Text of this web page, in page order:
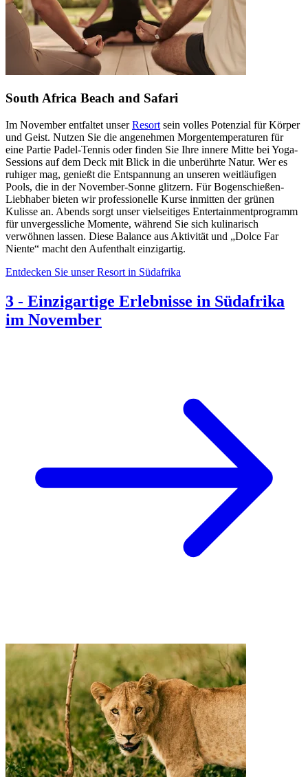
South Africa Beach and Safari
Im November entfaltet unserResort sein volles Potenzial für Körper
und Geist. Nutzen Sie die angenehmen Morgentemperaturen für
eine Partie Padel-Tennis oder finden Sie Ihre innere Mitte bei Yoga-
Sessions auf dem Deck mit Blick in die unberührte Natur. Wer es
ruhiger mag, genießt die Entspannung an unseren weitläufigen
Pools, die in der November-Sonne glitzern. Für Bogenschießen-
Liebhaber bieten wir professionelle Kurse inmitten der grünen
Kulisse an. Abends sorgt unser vielseitiges Entertainmentprogramm
für unvergessliche Momente, während Sie sich kulinarisch
verwöhnen lassen. Diese Balance aus Aktivität und „Dolce Far
Niente“ macht den Aufenthalt einzigartig.
Entdecken Sie unser Resort in Südafrika
3 - Einzigartige Erlebnisse in Südafrika
im November